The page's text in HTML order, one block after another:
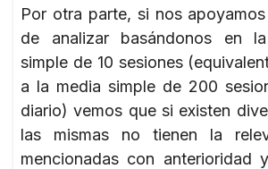
Por otra parte, si nos
de analizar basándonos en
simple de 10 sesiones
a la media simple de 200
diario) vemos que si existen
las mismas no tienen la
mencionadas con anterioridad